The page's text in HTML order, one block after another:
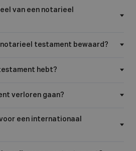
van een notarieel
notarieel testament bewaard?
hebt?
verloren gaan?
een internationaal